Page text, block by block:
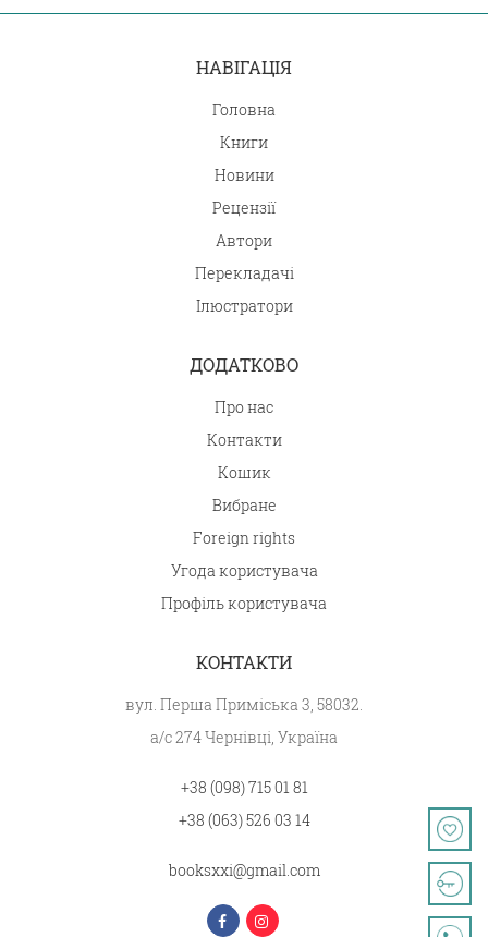
НАВІГАЦІЯ
Головна
Книги
Новини
Рецензії
Автори
Перекладачі
Ілюстратори
ДОДАТКОВО
Про нас
Контакти
Кошик
Вибране
Foreign rights
Угода користувача
Профіль користувача
КОНТАКТИ
вул. Перша Приміська 3, 58032.
а/с 274 Чернівці, Україна
+38 (098) 715 01 81
+38 (063) 526 03 14
booksxxi@gmail.com